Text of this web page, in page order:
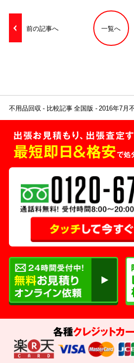
前の記事へ 一覧へ
不用品回収 比較記事 全国版 2016年7月
出張お見積もり、出張査定
最短即日＆格安で処
各種クレジットカ